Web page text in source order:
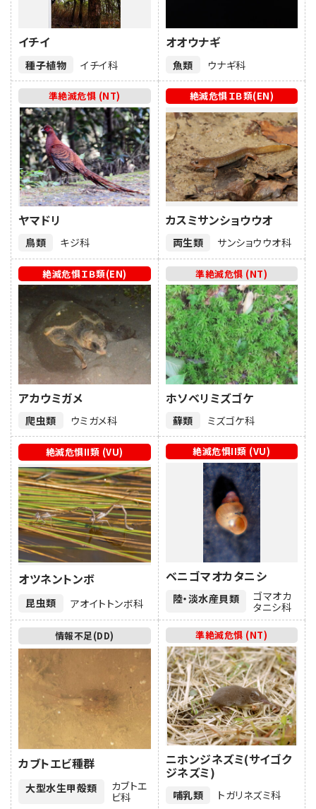
種子植物
イチイ
イチイ科 魚類
オオウナギ
ウナギ科
鳥類
ヤマドリ
キジ科
準絶滅危惧 (NT)
両生類
カスミサンショウウオ
サンショウウオ科
絶滅危惧ＩＢ類(EN)
爬虫類
アカウミガメ
ウミガメ科
絶滅危惧ＩＢ類(EN)
蘚類
ホソベリミズゴケ
ミズゴケ科
準絶滅危惧 (NT)
昆虫類
オツネントンボ
アオイトトンボ科
絶滅危惧II類 (VU)
陸・淡水産貝類
ベニゴマオカタニシ
ゴマオカ
タニシ科
絶滅危惧II類 (VU)
大型水生甲殻類
カブトエビ種群
カブトエ
ビ科
情報不足(DD)
哺乳類
ニホンジネズミ(サイゴク
ジネズミ)
トガリネズミ科
準絶滅危惧 (NT)